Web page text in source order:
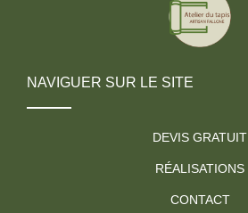
NAVIGUER SUR LE SITE
DEVIS GRATUIT
RÉALISATIONS
CONTACT